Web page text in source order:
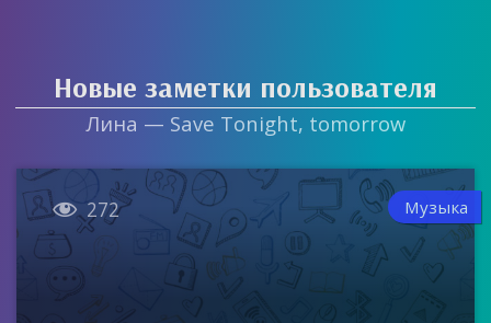
Новые заметки пользователя
Лина — Save Tonight, tomorrow
 272 Музыка